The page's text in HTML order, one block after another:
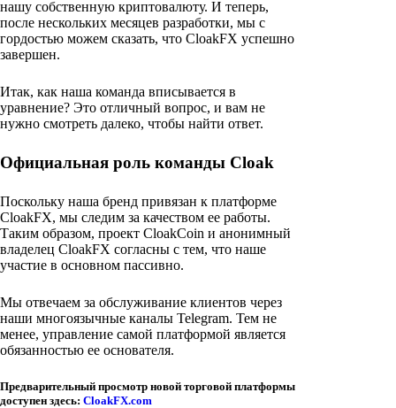
нашу собственную криптовалюту. И теперь,
после нескольких месяцев разработки, мы с
гордостью можем сказать, что CloakFX успешно
завершен.
Итак, как наша команда вписывается в
уравнение? Это отличный вопрос, и вам не
нужно смотреть далеко, чтобы найти ответ.
Официальная роль команды Cloak
Поскольку наша бренд привязан к платформе
CloakFX, мы следим за качеством ее работы.
Таким образом, проект CloakCoin и анонимный
владелец CloakFX согласны с тем, что наше
участие в основном пассивно.
Мы отвечаем за обслуживание клиентов через
наши многоязычные каналы Telegram. Тем не
менее, управление самой платформой является
обязанностью ее основателя.
Предварительный просмотр новой торговой платформы
доступен здесь: CloakFX.com